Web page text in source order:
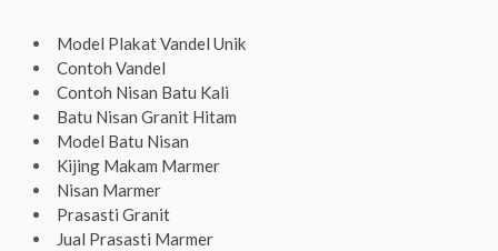
Model Plakat Vandel Unik
Contoh Vandel
Contoh Nisan Batu Kali
Batu Nisan Granit Hitam
Model Batu Nisan
Kijing Makam Marmer
Nisan Marmer
Prasasti Granit
Jual Prasasti Marmer